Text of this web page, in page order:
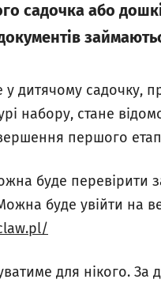
садочка або
дитячому садочку,
набору, стане
першого
буде перевірити
буде увійти на
для нікого.